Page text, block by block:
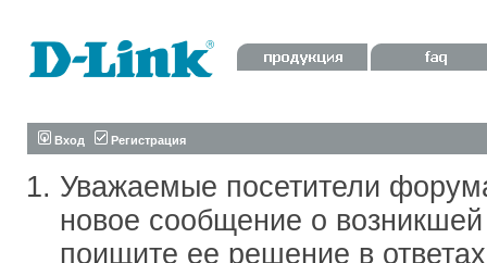
Вход Регистрация
Уважаемые посетители
новое сообщение о
поищите ее решение в